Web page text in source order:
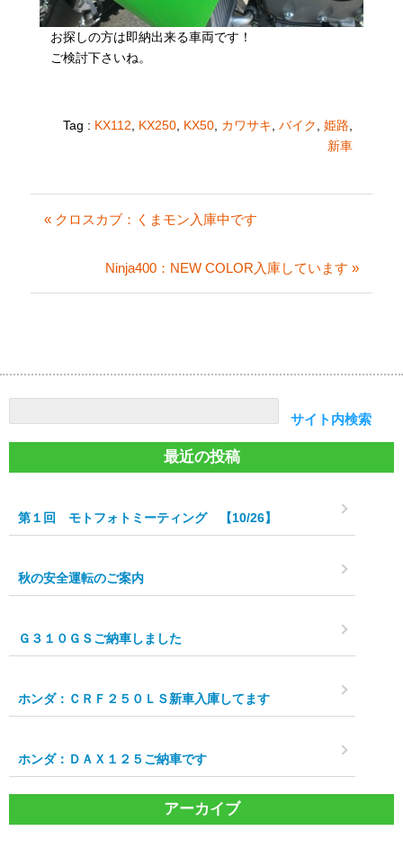
お探しの方は即納出来る車両です！
ご検討下さいね。
Tag : KX112, KX250, KX50, カワサキ, バイク, 姫路,
新車
« クロスカブ：くまモン入庫中です
Ninja400：NEW COLOR入庫しています »
サイト内検索
最近の投稿
第１回 モトフォトミーティング 【10/26】
秋の安全運転のご案内
Ｇ３１０ＧＳご納車しました
ホンダ：ＣＲＦ２５０ＬＳ新車入庫してます
ホンダ：ＤＡＸ１２５ご納車です
アーカイブ